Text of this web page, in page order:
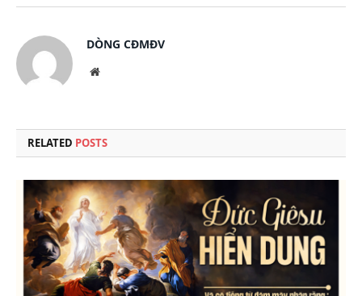
DÒNG CĐMĐV
Website
RELATED POSTS